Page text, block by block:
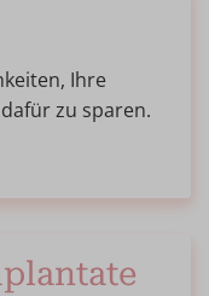
Ihre
zu sparen.